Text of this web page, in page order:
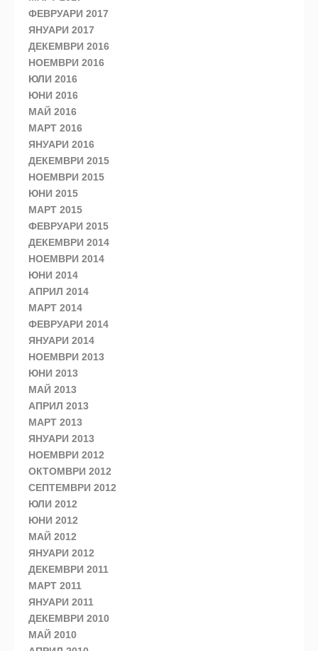
ФЕВРУАРИ 2017
ЯНУАРИ 2017
ДЕКЕМВРИ 2016
НОЕМВРИ 2016
ЮЛИ 2016
ЮНИ 2016
МАЙ 2016
МАРТ 2016
ЯНУАРИ 2016
ДЕКЕМВРИ 2015
НОЕМВРИ 2015
ЮНИ 2015
МАРТ 2015
ФЕВРУАРИ 2015
ДЕКЕМВРИ 2014
НОЕМВРИ 2014
ЮНИ 2014
АПРИЛ 2014
МАРТ 2014
ФЕВРУАРИ 2014
ЯНУАРИ 2014
НОЕМВРИ 2013
ЮНИ 2013
МАЙ 2013
АПРИЛ 2013
МАРТ 2013
ЯНУАРИ 2013
НОЕМВРИ 2012
ОКТОМВРИ 2012
СЕПТЕМВРИ 2012
ЮЛИ 2012
ЮНИ 2012
МАЙ 2012
ЯНУАРИ 2012
ДЕКЕМВРИ 2011
МАРТ 2011
ЯНУАРИ 2011
ДЕКЕМВРИ 2010
МАЙ 2010